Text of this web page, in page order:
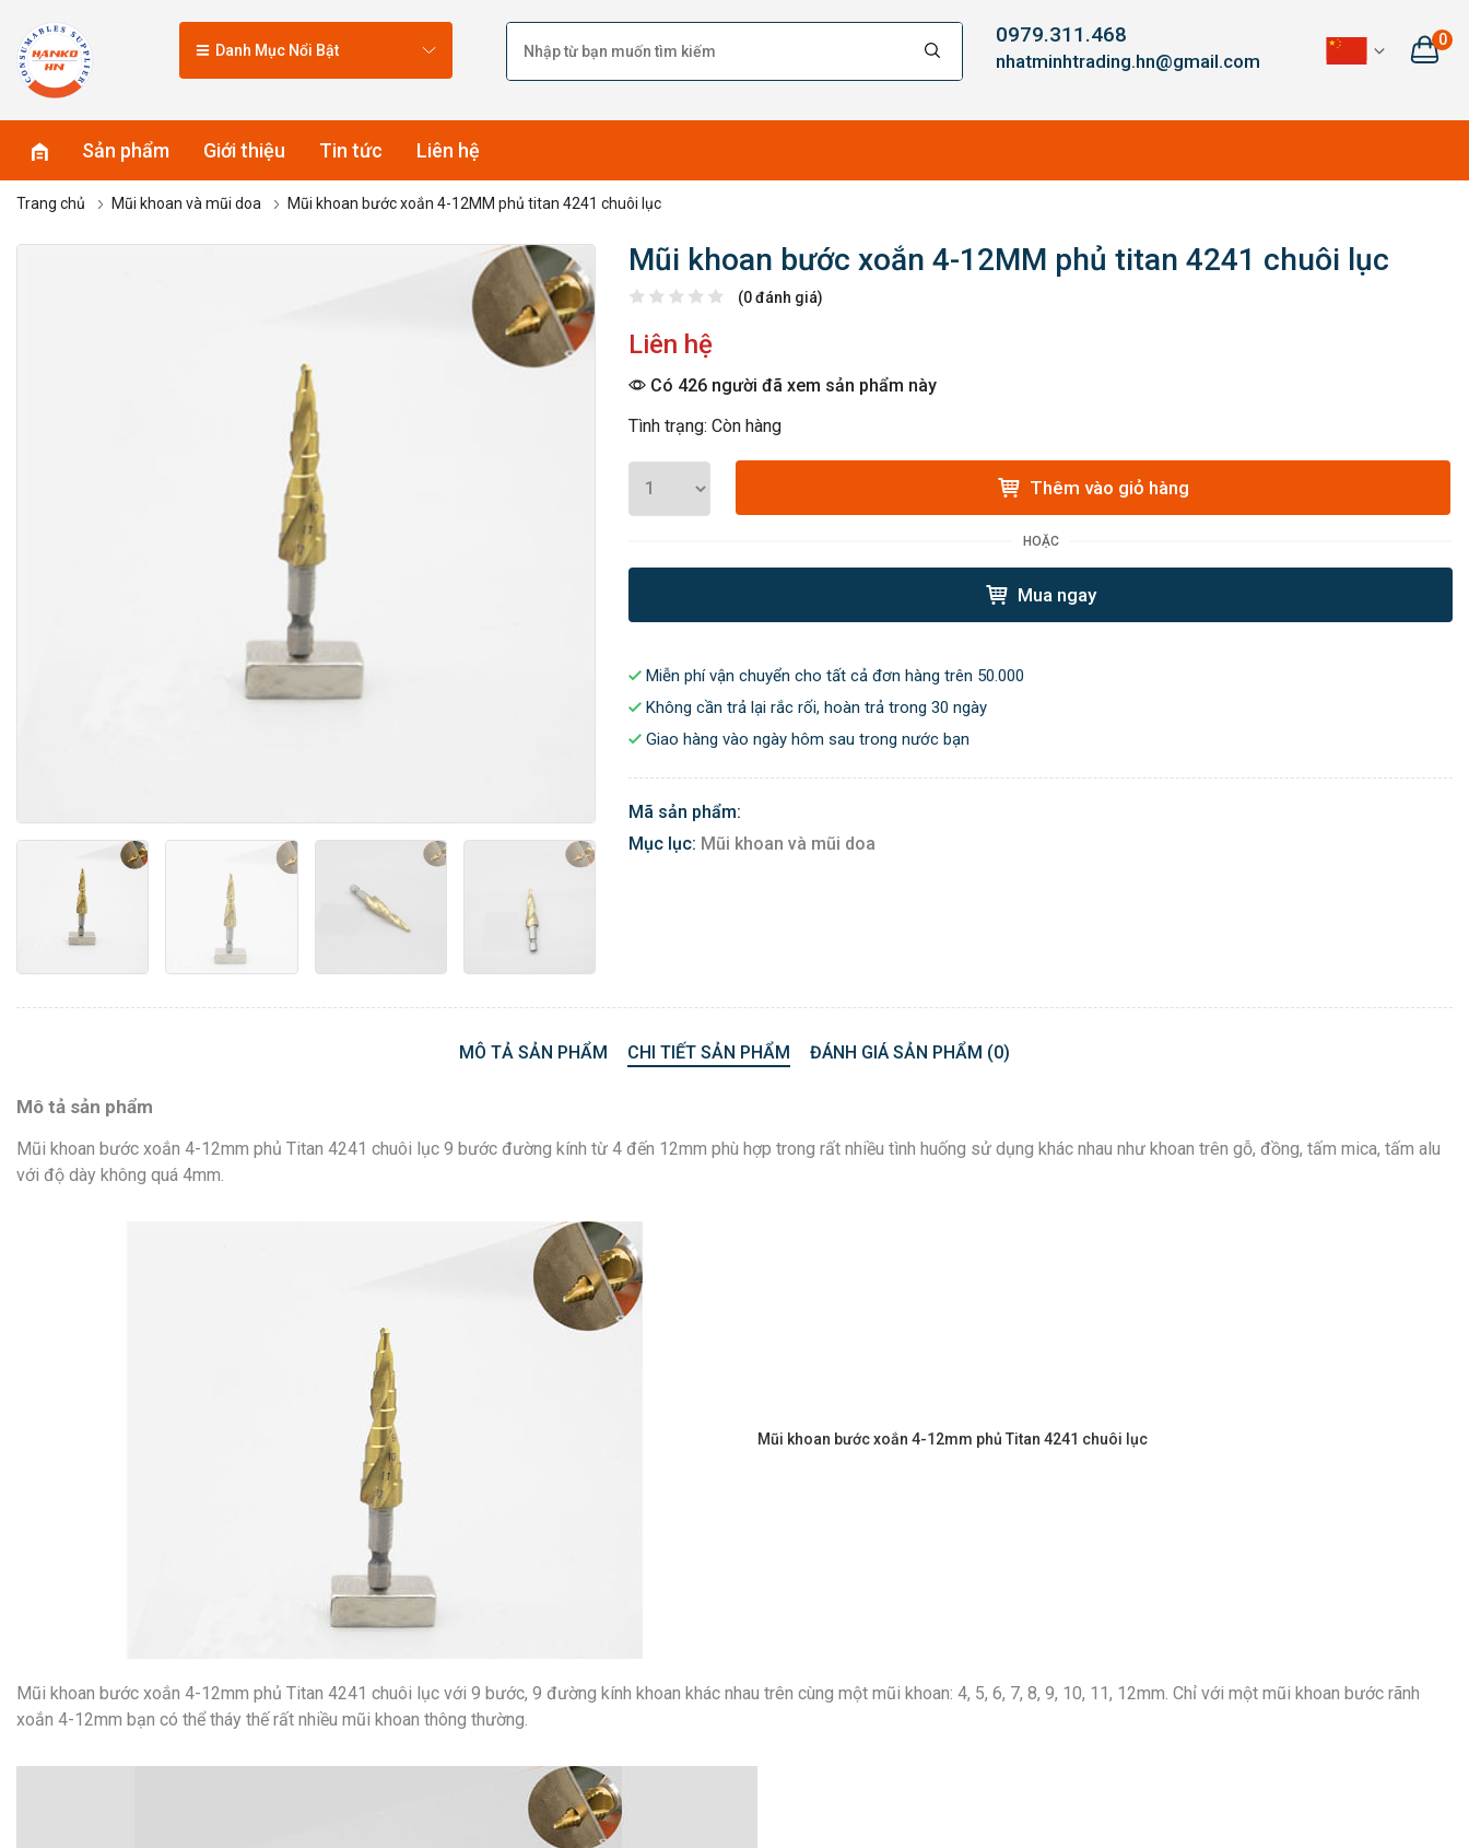
Danh Mục Nổi Bật
0979.311.468
nhatminhtrading.hn@gmail.com
0
Sản phẩm Giới thiệu Tin tức Liên hệ
Trang chủ Mũi khoan và mũi doa Mũi khoan bước xoắn 4-12MM phủ titan 4241 chuôi lục
Mũi khoan bước xoắn 4-12MM phủ titan 4241 chuôi lục
(0 đánh giá)
Liên hệ
Có 426 người đã xem sản phẩm này
Tình trạng: Còn hàng
Thêm vào giỏ hàng
HOẶC
Mua ngay
Miễn phí vận chuyển cho tất cả đơn hàng trên 50.000
Không cần trả lại rắc rối, hoàn trả trong 30 ngày
Giao hàng vào ngày hôm sau trong nước bạn
Mã sản phẩm:
Mục lục: Mũi khoan và mũi doa
MÔ TẢ SẢN PHẨM CHI TIẾT SẢN PHẨM ĐÁNH GIÁ SẢN PHẨM (0)
Mô tả sản phẩm
Mũi khoan bước xoắn 4-12mm phủ Titan 4241 chuôi lục 9 bước đường kính từ 4 đến 12mm phù hợp trong rất nhiều tình huống sử dụng khác nhau như khoan trên gỗ, đồng, tấm mica, tấm alu
với độ dày không quá 4mm.
Mũi khoan bước xoắn 4-12mm phủ Titan 4241 chuôi lục
Mũi khoan bước xoắn 4-12mm phủ Titan 4241 chuôi lục với 9 bước, 9 đường kính khoan khác nhau trên cùng một mũi khoan: 4, 5, 6, 7, 8, 9, 10, 11, 12mm. Chỉ với một mũi khoan bước rãnh
xoắn 4-12mm bạn có thể tháy thế rất nhiều mũi khoan thông thường.